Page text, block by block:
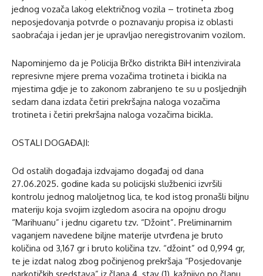
jednog vozača lakog električnog vozila – trotineta zbog
neposjedovanja potvrde o poznavanju propisa iz oblasti
saobraćaja i jedan jer je upravljao neregistrovanim vozilom.
Napominjemo da je Policija Brčko distrikta BiH intenzivirala
represivne mjere prema vozačima trotineta i bicikla na
mjestima gdje je to zakonom zabranjeno te su u posljednjih
sedam dana izdata četiri prekršajna naloga vozačima
trotineta i četiri prekršajna naloga vozačima bicikla.
OSTALI DOGAĐAJI:
Od ostalih događaja izdvajamo događaj od dana
27.06.2025. godine kada su policijski službenici izvršili
kontrolu jednog maloljetnog lica, te kod istog pronašli biljnu
materiju koja svojim izgledom asocira na opojnu drogu
“Marihuanu” i jednu cigaretu tzv. “Džoint”. Preliminarnim
vaganjem navedene biljne materije utvrđena je bruto
količina od 3,167 gr i bruto količina tzv. “džoint” od 0,994 gr,
te je izdat nalog zbog počinjenog prekršaja “Posjedovanje
narkotičkih sredstava” iz člana 4. stav (1), kažnjivo po članu